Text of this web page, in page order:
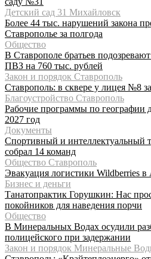
Детский сад 31 Михайловск
Более 44 тыс. нарушений закона
Ставрополье за полгода
Общество
В Ставрополе братьев
ПВЗ на 760 тыс. рублей
Закон и порядок Ставрополь
Ставрополь: в сквере у лицея №8
Благоустройство Ставрополь
Рабочие программы по географии
2027 год
Документы
Спортивный и интеллектуальный
собрал 14 команд
Общество Ставрополь
Эвакуация логистики Wildberries в
Бизнес и деньги
Танатопрактик Горушкин: Нас
покойников для наведения порчи
Общество
В Минеральных Водах осудили
полицейского при задержании
Закон и порядок Минеральные